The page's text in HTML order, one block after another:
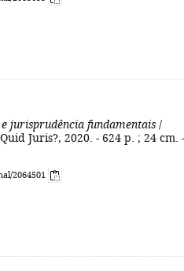
jurisprudência fundamentais /
Juris?, 2020. - 624 p. ; 24 cm. -
2064501